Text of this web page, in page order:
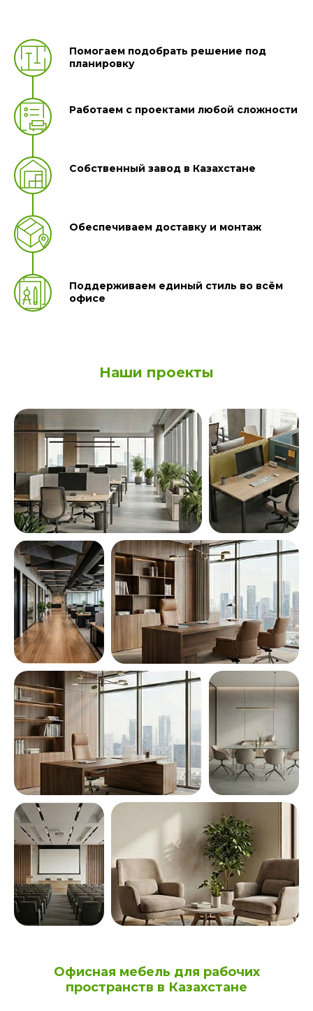
Помогаем подобрать решение под
планировку
Работаем с проектами любой сложности
Собственный завод в Казахстане
Обеспечиваем доставку и монтаж
Поддерживаем единый стиль во всём
офисе
Наши проекты
Офисная мебель для рабочих
пространств в Казахстане